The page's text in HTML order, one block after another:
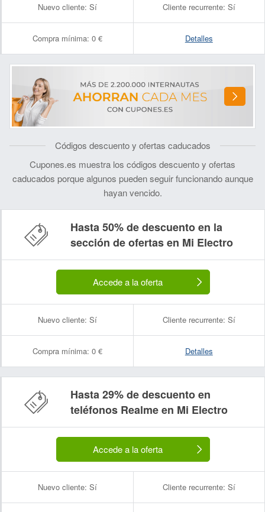
Nuevo cliente: Sí Cliente recurrente: Sí
Compra mínima: 0 € Detalles
Códigos descuento y ofertas caducados
Cupones.es muestra los códigos descuento y ofertas
caducados porque algunos pueden seguir funcionando aunque
hayan vencido.
Hasta 50% de descuento en la
sección de ofertas en Mi Electro
Accede a la oferta
Nuevo cliente: Sí Cliente recurrente: Sí
Compra mínima: 0 € Detalles
Hasta 29% de descuento en
teléfonos Realme en Mi Electro
Accede a la oferta
Nuevo cliente: Sí Cliente recurrente: Sí